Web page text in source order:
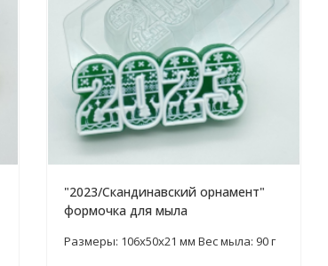
"2023/Скандинавский орнамент"
формочка для мыла
Размеры: 106x50x21 мм Вес мыла: 90 г